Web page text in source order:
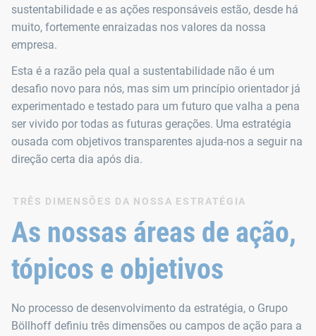
sustentabilidade e as ações responsáveis estão, desde há
muito, fortemente enraizadas nos valores da nossa
empresa.
Esta é a razão pela qual a sustentabilidade não é um
desafio novo para nós, mas sim um princípio orientador já
experimentado e testado para um futuro que valha a pena
ser vivido por todas as futuras gerações. Uma estratégia
ousada com objetivos transparentes ajuda-nos a seguir na
direção certa dia após dia.
TRÊS DIMENSÕES DA NOSSA ESTRATÉGIA
As nossas áreas de ação,
tópicos e objetivos
No processo de desenvolvimento da estratégia, o Grupo
Böllhoff definiu três dimensões ou campos de ação para a